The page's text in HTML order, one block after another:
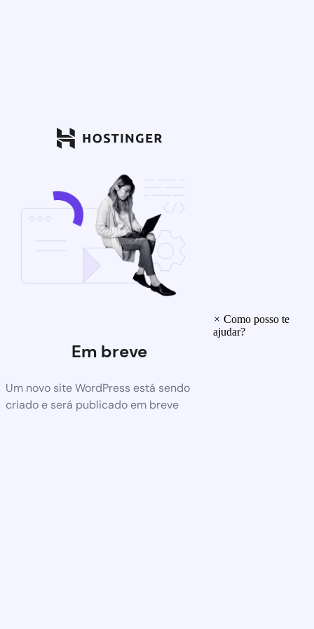
Em breve
Um novo site WordPress está sendo
criado e será publicado em breve
× Como posso te
ajudar?